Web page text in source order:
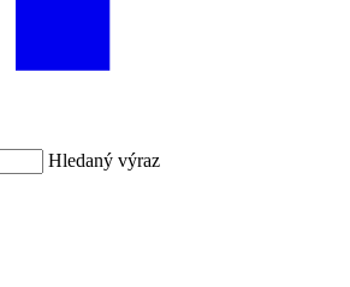
Hledaný výraz